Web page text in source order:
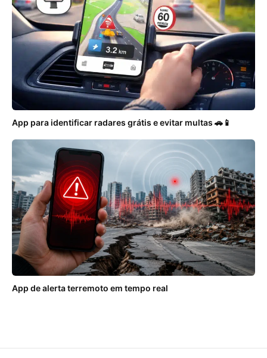
App para identificar radares grátis e evitar multas 🚗📱
App de alerta terremoto em tempo real